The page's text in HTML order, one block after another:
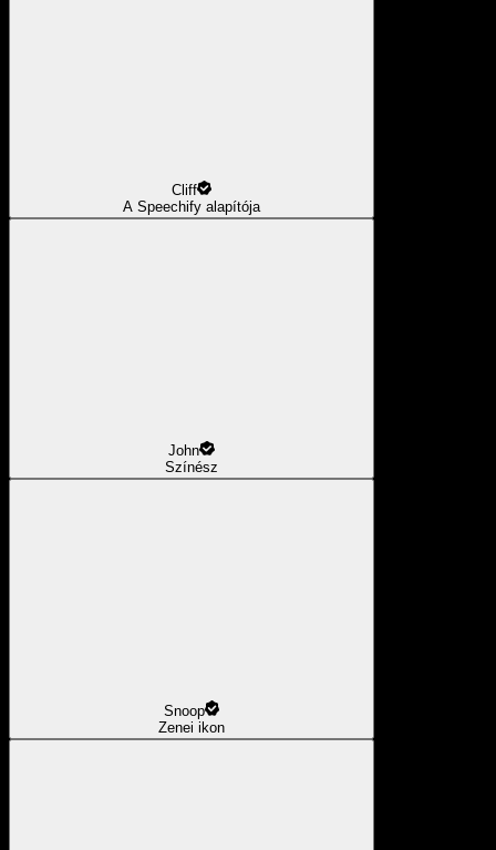
Cliff
A Speechify alapítója
John
Színész
Snoop
Zenei ikon